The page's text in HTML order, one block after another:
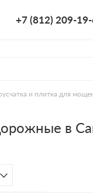
+7 (812) 209-
и плитка для
в